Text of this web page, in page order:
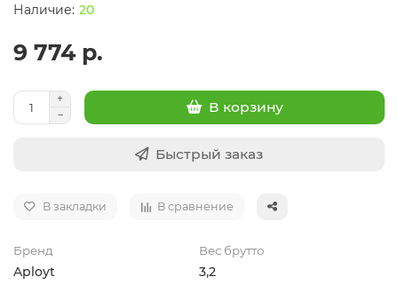
20
9 774 р.
В корзину
Быстрый заказ
В закладки В сравнение
Бренд
Aployt
Вес брутто
3,2